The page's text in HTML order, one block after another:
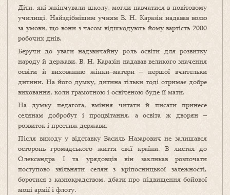
Діти, які закінчували школу, могли навчатися в повітовому
училищі. Найздібнішим учням В. Н. Каразін надавав волю
за умови, що вони з часом відшкодують йому вартість 2000
робочих днів.
Беручи до уваги надзвичайну роль освіти для розвитку
народу й держави, В. Н. Каразін надавав великого значення
освіти й вихованню жінки–матери – першої вчительки
дитини. На його думку, дитина тільки тоді отримає добре
виховання, коли грамотною і освіченою буде її мати.
На думку педагога, вміння читати й писати принесе
селянам добробут і процвітання, а освіта ж дворян –
розвиток і престиж держави.
Після виходу у відставку Василь Назарович не залишався
осторонь громадського життя свєї країни. В листах до
Олександра І та урядовців він закликав розпочати
поступово звільняти селян з кріпосницької залежності,
боротися з казнокрадством, дбати про підвищення бойової
моці армії і флоту.